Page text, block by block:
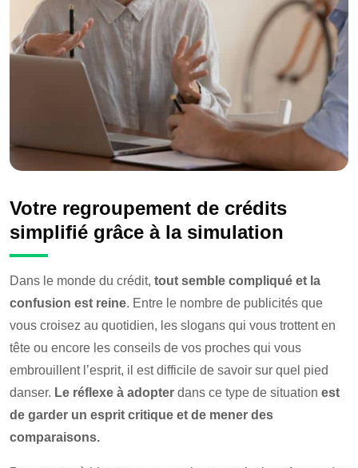
Votre regroupement de crédits
simplifié grâce à la simulation
Dans le monde du crédit, tout semble compliqué et la
confusion est reine. Entre le nombre de publicités que
vous croisez au quotidien, les slogans qui vous trottent en
tête ou encore les conseils de vos proches qui vous
embrouillent l’esprit, il est difficile de savoir sur quel pied
danser. Le réflexe à adopter dans ce type de situation est
de garder un esprit critique et de mener des
comparaisons.